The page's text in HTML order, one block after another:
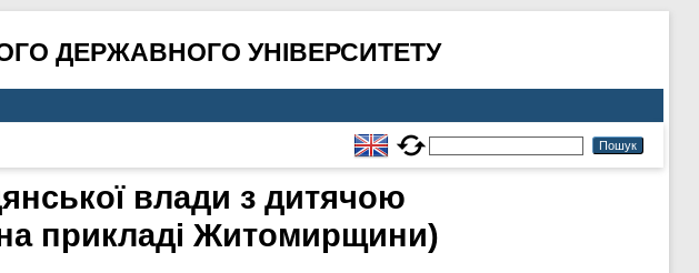
ДЕРЖАВНОГО УНІВЕРСИТЕТУ
влади з дитячою
прикладі Житомирщини)